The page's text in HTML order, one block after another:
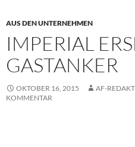
AUS DEN UNTERNEHMEN
IMPERIAL
GASTANKER
OKTOBER 16, 2015 AF-
KOMMENTAR